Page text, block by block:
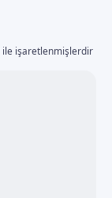
ile işaretlenmişlerdir